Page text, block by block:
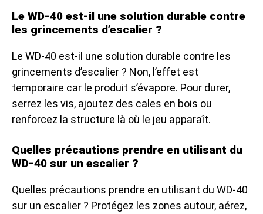
Le WD-40 est-il une solution durable contre
les grincements d’escalier ?
Le WD-40 est-il une solution durable contre les
grincements d’escalier ? Non, l’effet est
temporaire car le produit s’évapore. Pour durer,
serrez les vis, ajoutez des cales en bois ou
renforcez la structure là où le jeu apparaît.
Quelles précautions prendre en utilisant du
WD-40 sur un escalier ?
Quelles précautions prendre en utilisant du WD-40
sur un escalier ? Protégez les zones autour, aérez,